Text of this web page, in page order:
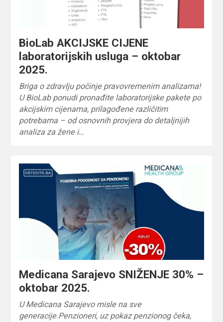
BioLab AKCIJSKE CIJENE
laboratorijskih usluga – oktobar
2025.
Briga o zdravlju počinje pravovremenim analizama!
U BioLab ponudi pronađite laboratorijske pakete po
akcijskim cijenama, prilagođene različitim
potrebama – od osnovnih provjera do detaljnijih
analiza za žene i…
Medicana Sarajevo SNIŽENJE 30% –
oktobar 2025.
U Medicana Sarajevo misle na sve
generacije.Penzioneri, uz pokaz penzionog čeka,